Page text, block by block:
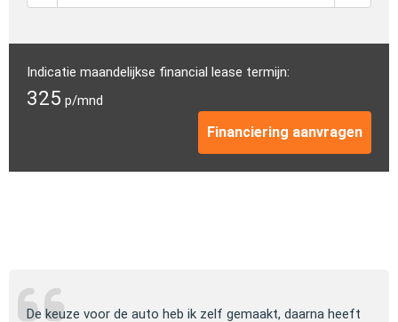
Indicatie maandelijkse financial lease termijn:
325 p/mnd
Financiering aanvragen
De keuze voor de auto heb ik zelf gemaakt, daarna heeft